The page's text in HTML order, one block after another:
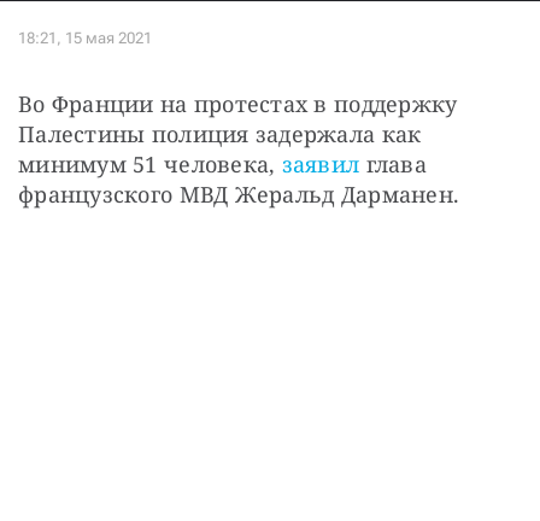
Во Франции на протестах в поддержку
Палестины полиция задержала как
минимум 51 человека, заявил глава
французского МВД Жеральд Дарманен.